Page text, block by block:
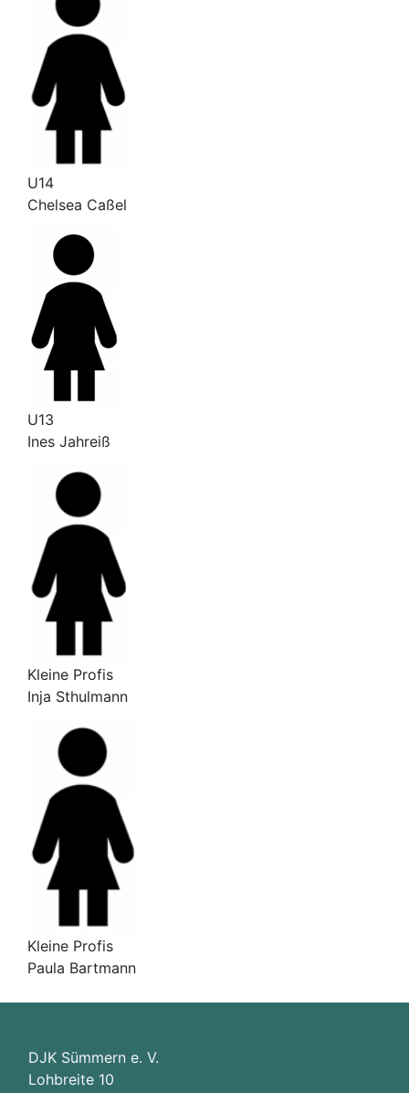
U14
Chelsea Caßel
U13
Ines Jahreiß
Kleine Profis
Inja Sthulmann
Kleine Profis
Paula Bartmann
DJK Sümmern e. V.
Lohbreite 10